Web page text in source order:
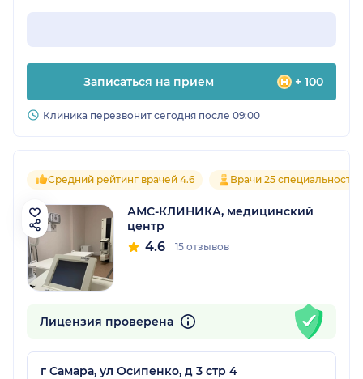
Записаться на прием + 100
Клиника перезвонит сегодня после 09:00
Средний рейтинг врачей 4.6 Врачи 25 специальностей
АМС-КЛИНИКА, медицинский
центр
4.6 15 отзывов
Лицензия проверена
г Самара, ул Осипенко, д 3 стр 4